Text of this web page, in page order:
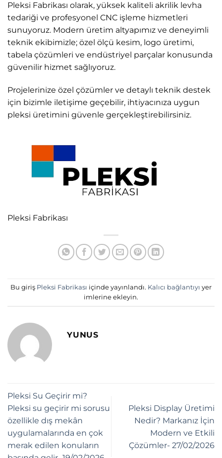
Pleksi Fabrikası olarak, yüksek kaliteli akrilik levha
tedariği ve profesyonel CNC işleme hizmetleri
sunuyoruz. Modern üretim altyapımız ve deneyimli
teknik ekibimizle; özel ölçü kesim, logo üretimi,
tabela çözümleri ve endüstriyel parçalar konusunda
güvenilir hizmet sağlıyoruz.
Projelerinize özel çözümler ve detaylı teknik destek
için bizimle iletişime geçebilir, ihtiyacınıza uygun
pleksi üretimini güvenle gerçekleştirebilirsiniz.
Pleksi Fabrikası
Bu giriş Pleksi Fabrikası içinde yayınlandı. Kalıcı bağlantıyı yer
imlerine ekleyin.
YUNUS
Pleksi Su Geçirir mi?
Pleksi su geçirir mi sorusu
özellikle dış mekân
uygulamalarında en çok
merak edilen konuların
Pleksi Display Üretimi
Nedir? Markanız İçin
Modern ve Etkili
Çözümler- 27/02/2026